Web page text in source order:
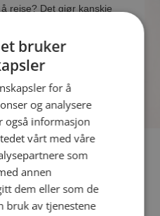
reise? Det gjør kanskje
fakta.
:Artu66 ,KjetilMø, Henriikk
bruker
for å
og analysere
også informasjon
vårt med våre
som
annen
dem eller som de
bruk av tjenestene